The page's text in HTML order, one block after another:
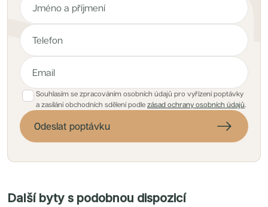
Souhlasím se zpracováním osobních údajů pro vyřízení poptávky
a zasílání obchodních sdělení podle zásad ochrany osobních údajů.
Odeslat poptávku
Další byty s podobnou dispozicí